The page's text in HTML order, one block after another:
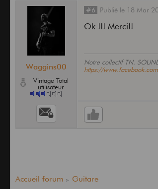
Waggins00
Vintage Total
utilisateur
#6 Publié le 18 Mar
Ok !!! Merci!!
Notre collectif TN.
https://
Accueil forum Guitare